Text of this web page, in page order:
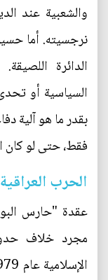
والشعبية عند
نرجسيته. أما
الدائرة
السياسية أو
بقدر ما هو آلية
فقط، حتى لو كان
الحرب العراقية
عقدة "حارس
مجرد خلاف